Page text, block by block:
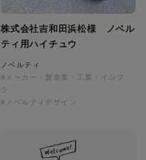
株式会社吉和田浜松様 ノベル
ティ用ハイチュウ
ノベルティ
#メーカー・製造業・工業・インフ
ラ
#ノベルティデザイン